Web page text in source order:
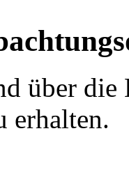
über die
erhalten.